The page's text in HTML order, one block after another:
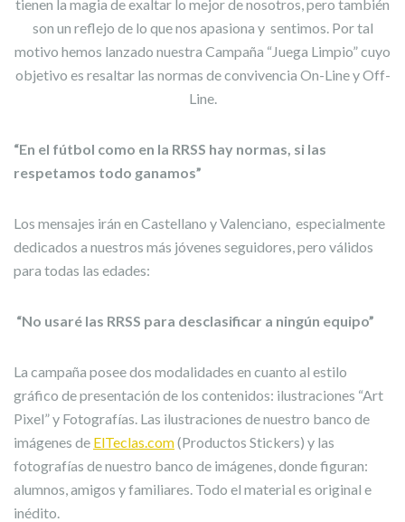
tienen la magia de exaltar lo mejor de nosotros, pero también
son un reflejo de lo que nos apasiona y sentimos. Por tal
motivo hemos lanzado nuestra Campaña “Juega Limpio” cuyo
objetivo es resaltar las normas de convivencia On-Line y Off-
Line.
“En el fútbol como en la RRSS hay normas, si las
respetamos todo ganamos”
Los mensajes irán en Castellano y Valenciano, especialmente
dedicados a nuestros más jóvenes seguidores, pero válidos
para todas las edades:
“No usaré las RRSS para desclasificar a ningún equipo”
La campaña posee dos modalidades en cuanto al estilo
gráfico de presentación de los contenidos: ilustraciones “Art
Pixel” y Fotografías. Las ilustraciones de nuestro banco de
imágenes de ElTeclas.com(Productos Stickers) y las
fotografías de nuestro banco de imágenes, donde figuran:
alumnos, amigos y familiares. Todo el material es original e
inédito.